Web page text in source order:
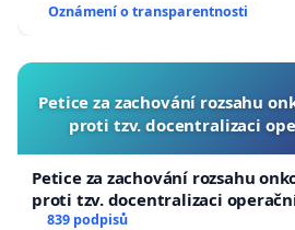
Oznámení o transparentnosti
Petice za zachování rozsahu
proti tzv. docentralizaci
Petice za zachování rozsahu
proti tzv. docentralizaci
839 podpisů